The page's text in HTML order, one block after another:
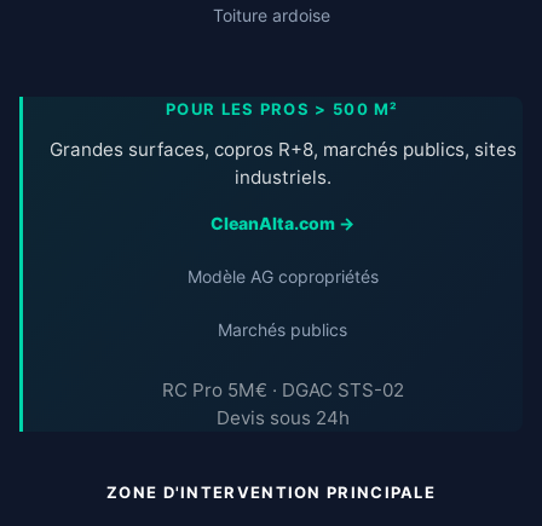
Toiture ardoise
POUR LES PROS > 500 M²
Grandes surfaces, copros R+8, marchés publics, sites
industriels.
CleanAlta.com →
Modèle AG copropriétés
Marchés publics
RC Pro 5M€ · DGAC STS-02
Devis sous 24h
ZONE D'INTERVENTION PRINCIPALE